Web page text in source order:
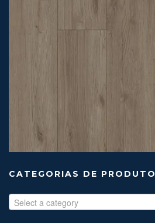
CATEGORIAS DE PRODUTO
Select a category